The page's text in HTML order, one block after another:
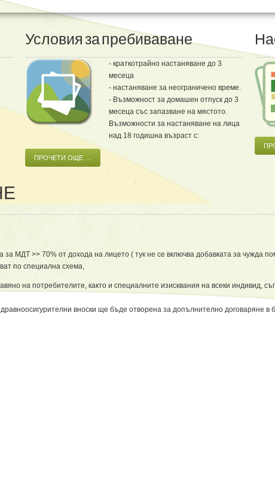
Условиязапребиваване
- краткотрайно настаняване до 3
месеца
- настаняване за неограничено време.
- Възможност за домашен отпуск до 3
месеца със запазване на мястото.
Възможности за настаняване на лица
над 18 годишна възраст с:
ПРОЧЕТИ ОЩЕ …
МДТ >> 70% от дохода на лицето ( тук не се включва добавката за чужда
по специална схема,
на потребителите, както и специалните изисквания на всеки индивид,
вноски ще бъде отворена за допълнително договаряне в